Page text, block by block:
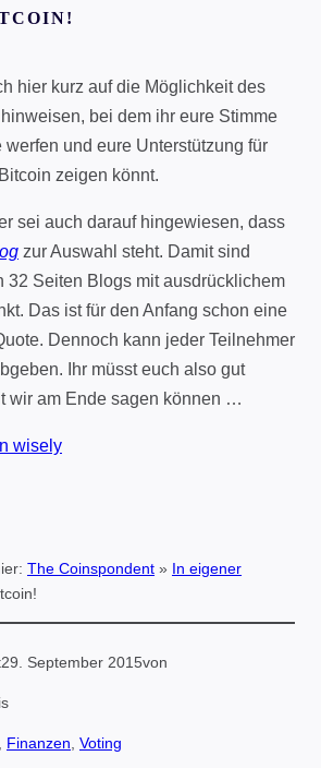
hier kurz auf die Möglichkeit des
hinweisen, bei dem ihr eure Stimme
werfen und eure Unterstützung für
zeigen könnt.
sei auch darauf hingewiesen, dass
zur Auswahl steht. Damit sind
32 Seiten Blogs mit ausdrücklichem
Das ist für den Anfang schon eine
Dennoch kann jeder Teilnehmer
Ihr müsst euch also gut
wir am Ende sagen können …
The Coinspondent » In eigener
29. September 2015von
Finanzen Voting